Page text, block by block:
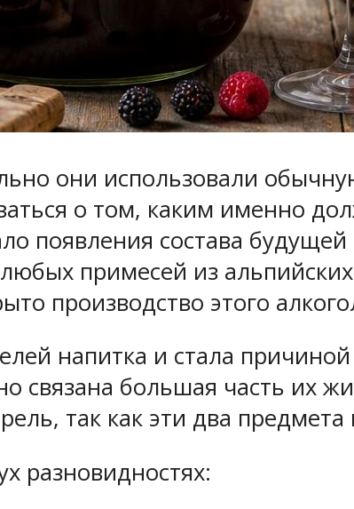
они использовали
о том, каким именно
появления состава
примесей из
производство этого
напитка и стала
связана большая часть их
так как эти два
разновидностях: